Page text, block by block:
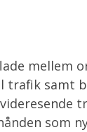
mellem
samt
som